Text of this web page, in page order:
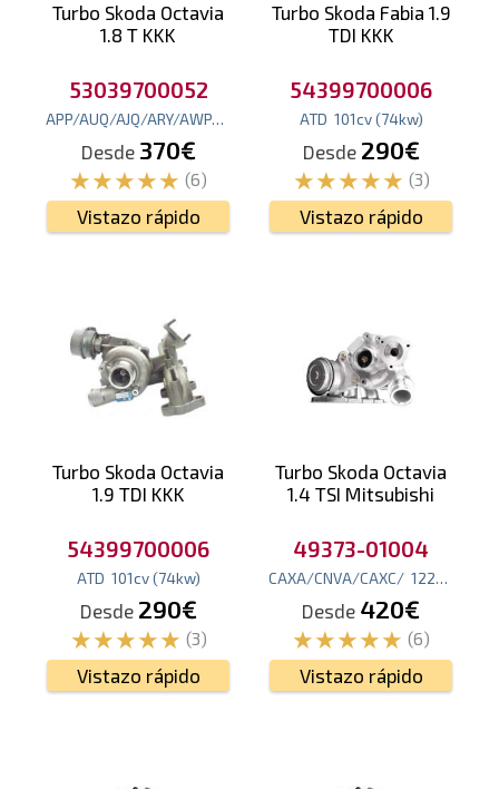
Turbo Skoda Octavia
1.8 T KKK
53039700052
APP/AUQ/AJQ/ARY/AWP/ kw)
Desde 370€
(6)
Vistazo rápido
Turbo Skoda Fabia 1.9
TDI KKK
54399700006
ATD 101cv (74kw)
Desde 290€
(3)
Vistazo rápido
Turbo Skoda Octavia
1.9 TDI KKK
54399700006
ATD 101cv (74kw)
Desde 290€
(3)
Vistazo rápido
Turbo Skoda Octavia
1.4 TSI Mitsubishi
49373-01004
CAXA/CNVA/CAXC/ 122cv
Desde 420€
(6)
Vistazo rápido